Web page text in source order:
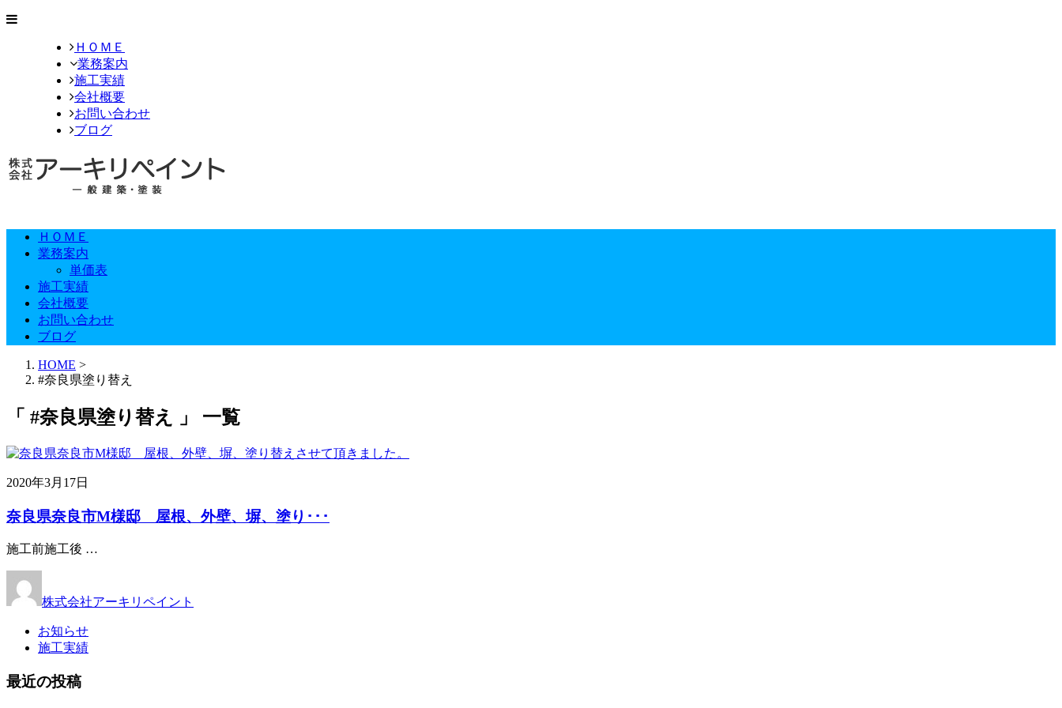
ＨＯＭＥ
業務案内
施工実績
会社概要
お問い合わせ
ブログ
ＨＯＭＥ
業務案内
単価表
施工実績
会社概要
お問い合わせ
ブログ
HOME >
#奈良県塗り替え
「 #奈良県塗り替え 」 一覧
2020年3月17日
奈良県奈良市M様邸 屋根、外壁、塀、塗り･･･
施工前施工後 …
株式会社アーキリペイント
お知らせ
施工実績
最近の投稿